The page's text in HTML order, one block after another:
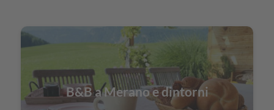
B&B a Merano e dintorni